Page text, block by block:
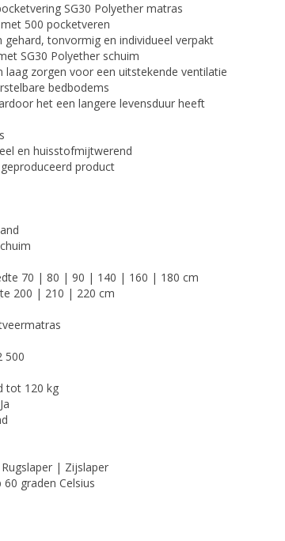
SG30 Polyether matras
500 pocketveren
gehard, tonvormig en individueel verpakt
SG30 Polyether schuim
laag zorgen voor een uitstekende ventilatie
bedbodems
het een langere levensduur heeft
en huisstofmijtwerend
product
70 | 80 | 90 | 140 | 160 | 180 cm
200 | 210 | 220 cm
500
tot 120 kg
| Zijslaper
graden Celsius